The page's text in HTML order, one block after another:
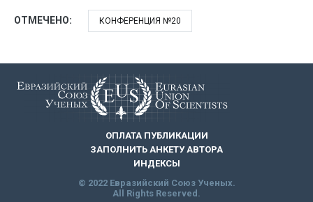
ОТМЕЧЕНО: КОНФЕРЕНЦИЯ №20
ОПЛАТА ПУБЛИКАЦИИ
ЗАПОЛНИТЬ АНКЕТУ АВТОРА
ИНДЕКСЫ
© 2022 Евразийский Союз Ученых.
All Rights Reserved.